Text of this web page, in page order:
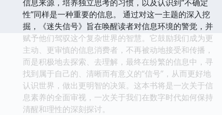
信息来源，培养独立思考的习惯，以及认识到“不确定
性”同样是一种重要的信息。 通过对这一主题的深入挖
掘，《迷失信号》旨在唤醒读者对信息环境的警觉，并
赋予他们驾驭这个复杂世界的智慧。它鼓励我们成为更
主动、更审慎的信息消费者，不再被动地接受和传播，
而是积极地去探索、去理解，最终在纷繁的信息中，寻
找到属于自己的、清晰而有意义的“信号”，从而更好地
认识世界，做出更明智的决策。这本书将是一次关于信
息素养的全面审视，一次关于我们在数字时代如何保持
清醒和理性的深刻探讨。